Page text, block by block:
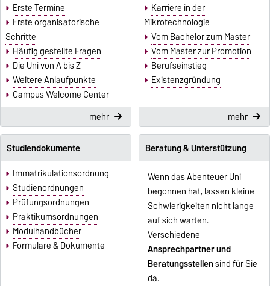
Erste Termine
Erste organisatorische
Schritte
Häufig gestellte Fragen
Die Uni von A bis Z
Weitere Anlaufpunkte
Campus Welcome Center
mehr
Karriere in der
Mikrotechnologie
Vom Bachelor zum Master
Vom Master zur Promotion
Berufseinstieg
Existenzgründung
mehr
Studiendokumente
Immatrikulationsordnung
Studienordnungen
Prüfungsordnungen
Praktikumsordnungen
Modulhandbücher
Formulare & Dokumente
Beratung & Unterstützung
Wenn das Abenteuer Uni
begonnen hat, lassen kleine
Schwierigkeiten nicht lange
auf sich warten.
Verschiedene
Ansprechpartner und
Beratungsstellensind für Sie
da.